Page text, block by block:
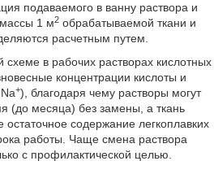
подаваемого в ванну раствора и
массы 1 м2обрабатываемой ткани и
расчетным путем.
схеме в рабочих растворах кислотных
концентрации кислоты и
+), благодаря чему растворы могут
(до месяца) без замены, а ткань
остаточное содержание легкоплавких
работы. Чаще смена раствора
с профилактической целью.